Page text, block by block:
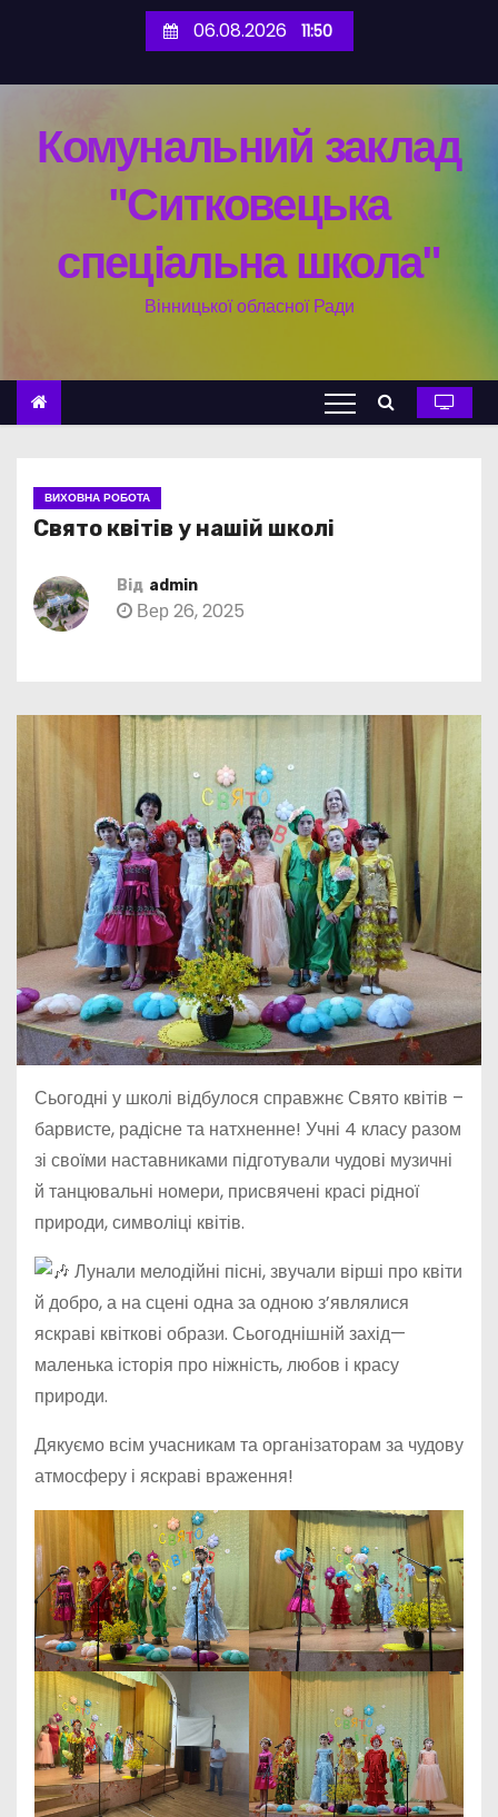
06.08.2026 11:50
Комунальний заклад
"Ситковецька
спеціальна школа"
Вінницької обласної Ради
ВИХОВНА РОБОТА
Свято квітів у нашій школі
Від admin
Вер 26, 2025
Сьогодні у школі відбулося справжнє Свято квітів –
барвисте, радісне та натхненне! Учні 4 класу разом
зі своїми наставниками підготували чудові музичні
й танцювальні номери, присвячені красі рідної
природи, символіці квітів.
Лунали мелодійні пісні, звучали вірші про квіти
й добро, а на сцені одна за одною з’являлися
яскраві квіткові образи. Сьогоднішній захід—
маленька історія про ніжність, любов і красу
природи.
Дякуємо всім учасникам та організаторам за чудову
атмосферу і яскраві враження!